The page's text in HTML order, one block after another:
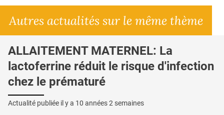
Autres actualités sur le même thème
ALLAITEMENT MATERNEL: La
lactoferrine réduit le risque d'infection
chez le prématuré
Actualité publiée il y a 10 années 2 semaines